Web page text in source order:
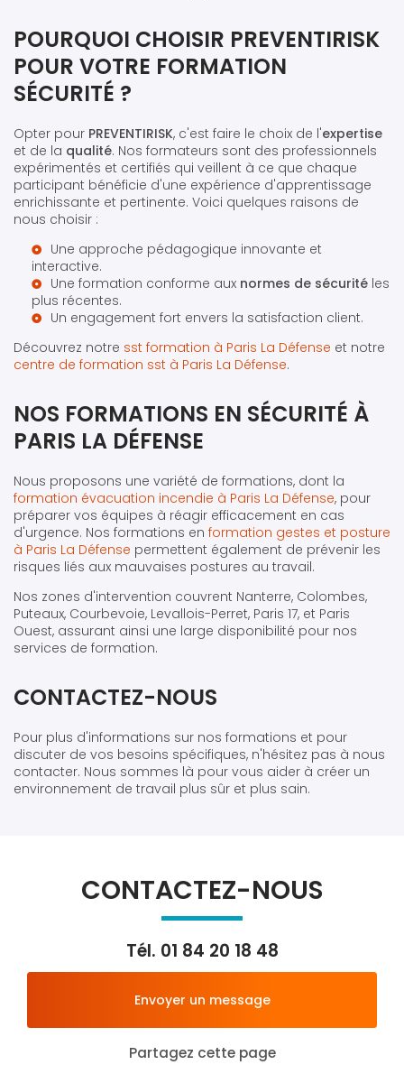
POURQUOI CHOISIR PREVENTIRISK
POUR VOTRE FORMATION
SÉCURITÉ ?
Opter pour PREVENTIRISK, c'est faire le choix de l'expertise
et de la qualité. Nos formateurs sont des professionnels
expérimentés et certifiés qui veillent à ce que chaque
participant bénéficie d'une expérience d'apprentissage
enrichissante et pertinente. Voici quelques raisons de
nous choisir :
Une approche pédagogique innovante et
interactive.
Une formation conforme aux normes de sécurité les
plus récentes.
Un engagement fort envers la satisfaction client.
Découvrez notre sst formation à Paris La Défense et notre
centre de formation sst à Paris La Défense.
NOS FORMATIONS EN SÉCURITÉ À
PARIS LA DÉFENSE
Nous proposons une variété de formations, dont la
formation évacuation incendie à Paris La Défense, pour
préparer vos équipes à réagir efficacement en cas
d'urgence. Nos formations en formation gestes et posture
à Paris La Défense permettent également de prévenir les
risques liés aux mauvaises postures au travail.
Nos zones d'intervention couvrent Nanterre, Colombes,
Puteaux, Courbevoie, Levallois-Perret, Paris 17, et Paris
Ouest, assurant ainsi une large disponibilité pour nos
services de formation.
CONTACTEZ-NOUS
Pour plus d'informations sur nos formations et pour
discuter de vos besoins spécifiques, n'hésitez pas à nous
contacter. Nous sommes là pour vous aider à créer un
environnement de travail plus sûr et plus sain.
CONTACTEZ-NOUS
Tél. 01 84 20 18 48
Envoyer un message
Partagez cette page